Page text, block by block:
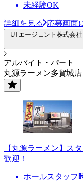
未経験OK
詳細を見る 応募画面
UTエージェント株式会
アルバイト・パート
丸源ラーメン多賀城店
【丸源ラーメン】ス
歓迎！
ホールスタッフ